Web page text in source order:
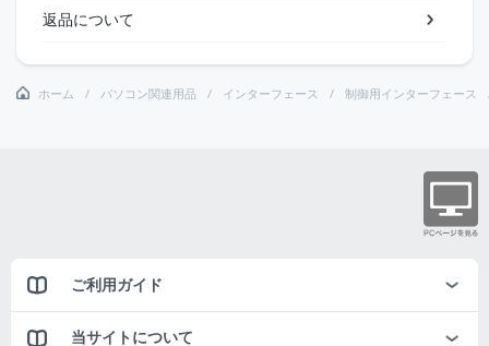
返品について
ホーム パソコン関連用品 インターフェース 制御用インターフェース
ご利用ガイド
当サイトについて